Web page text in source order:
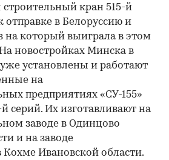
кран 515-й
отправке в Белоруссию и
на который выиграла в этом
новостройках Минска в
установлены и работают
на
предприятиях «СУ-155»
серий. Их изготавливают на
заводе в Одинцово
и на заводе
Ивановской области.